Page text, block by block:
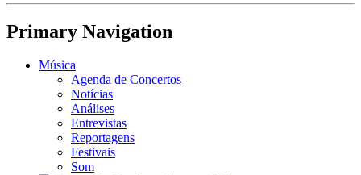
Primary Navigation
Música
Agenda de Concertos
Notícias
Análises
Entrevistas
Reportagens
Festivais
Som